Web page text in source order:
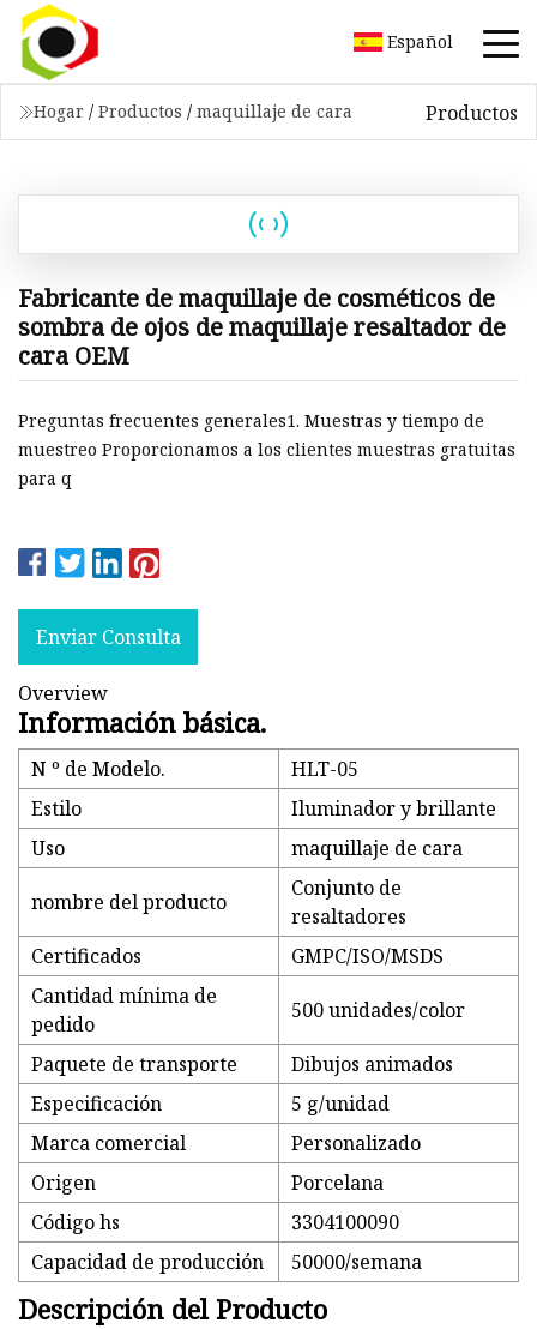
Español
Hogar / Productos / maquillaje de cara Productos
Fabricante de maquillaje de cosméticos de
sombra de ojos de maquillaje resaltador de
cara OEM
Preguntas frecuentes generales1. Muestras y tiempo de
muestreo Proporcionamos a los clientes muestras gratuitas
para q
Enviar Consulta
Overview
Información básica.
N º de Modelo.
HLT-05
Estilo
Iluminador y brillante
Uso
maquillaje de cara
nombre del producto
Conjunto de
resaltadores
Certificados
GMPC/ISO/MSDS
Cantidad mínima de
pedido
500 unidades/color
Paquete de transporte
Dibujos animados
Especificación
5 g/unidad
Marca comercial
Personalizado
Origen
Porcelana
Código hs
3304100090
Capacidad de producción
50000/semana
Descripción del Producto